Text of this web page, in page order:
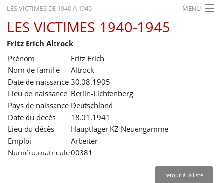
LES VICTIMES DE 1940 À 1945 MENU
ACCUEIL
ACTUALITÉS
EXPOSITIONS
HISTORIQUE
FORMATION
RECHERCHE
SERVICE
LES VICTIMES 1940-1945
Fritz Erich Altrock
Prénom
Fritz Erich
Nom de famille
Altrock
Date de naissance 30.08.1905
Lieu de naissance Berlin-Lichtenberg
Pays de naissance Deutschland
Date du décès
18.01.1941
Lieu du décès
Hauptlager KZ Neuengamme
Emploi
Arbeiter
Numéro matricule00381
retour à la liste